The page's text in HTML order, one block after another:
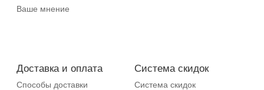
Ваше мнение
Доставка и оплата
Способы доставки
Система скидок
Система скидок